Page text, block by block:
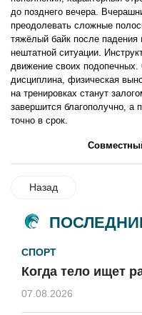
до позднего вечера.
преодолевать сложные
тяжёлый байк после
нештатной ситуации.
движение своих
дисциплина, физическая
на тренировках станут
завершится благополучно, а
точно в срок.
Назад
СПОРТ
Когда тело ищет
07.08.2026